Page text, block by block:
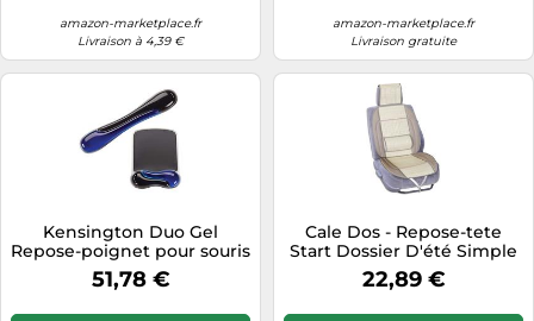
amazon-marketplace.fr
Livraison à 4,39 €
amazon-marketplace.fr
Livraison gratuite
Kensington Duo Gel
Repose-poignet pour souris
et clavier, clavier
ergonomique et tapis de
51,78 €
Cale Dos - Repose-tete
Start Dossier D'été Simple
Irlande Universel pour
Toutes les Voitures
22,89 €